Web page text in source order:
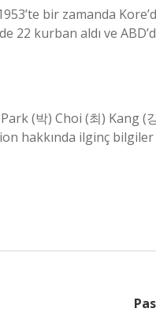
bir zamanda
22 kurban aldı ve
(박) Choi (최) Kang (
hakkında ilginç bilgiler